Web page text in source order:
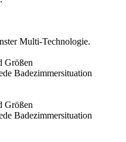
Multi-Technologie.
Größen
Badezimmersituation
Größen
Badezimmersituation